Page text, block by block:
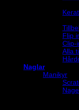
Flip
Clip-
Alla
Naglar
Manikyr